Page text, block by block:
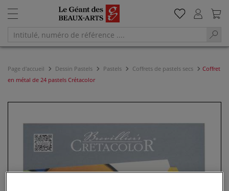
Page d'accueil Dessin Pastels Pastels Coffrets de pastels secs
Coffret
en métal de 24 pastels Crétacolor